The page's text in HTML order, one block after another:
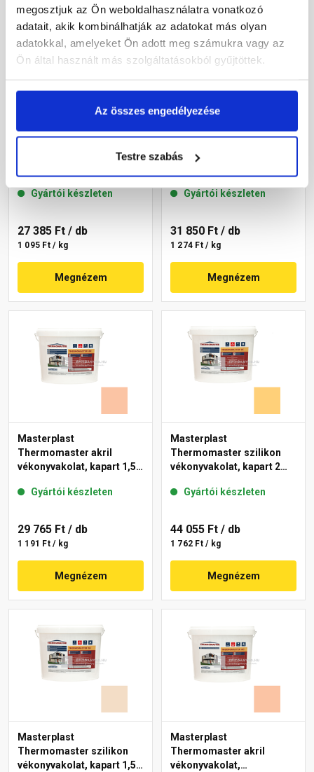
megosztjuk az Ön weboldalhasználatra vonatkozó
adatait, akik kombinálhatják az adatokat más olyan
adatokkal, amelyeket Ön adott meg számukra vagy az
Ön által használt más szolgáltatásokból gyűjtöttek.
Az összes engedélyezése
Testre szabás
Masterplast
16-C 25 kg
Gyártói készleten
27 385 Ft / db
1 095 Ft / kg
Megnézem
Masterplast
Thermomaster akril
07-C 25 kg
Gyártói készleten
31 850 Ft / db
1 274 Ft / kg
Megnézem
Masterplast
Thermomaster akril
vékonyvakolat, kapart 1,5
Gyártói készleten
29 765 Ft / db
1 191 Ft / kg
Megnézem
Masterplast
Thermomaster szilikon
vékonyvakolat, kapart 2
Gyártói készleten
44 055 Ft / db
1 762 Ft / kg
Megnézem
Masterplast
Thermomaster szilikon
vékonyvakolat, kapart 1,5
Masterplast
Thermomaster akril
vékonyvakolat,